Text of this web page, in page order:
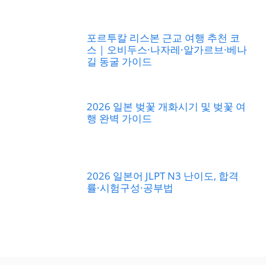
포르투칼 리스본 근교 여행 추천 코
스｜오비두스·나자레·알가르브·베나
길 동굴 가이드
2026 일본 벚꽃 개화시기 및 벚꽃 여
행 완벽 가이드
2026 일본어 JLPT N3 난이도, 합격
률·시험구성·공부법